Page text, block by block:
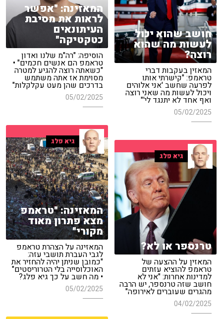
המאזינה: "אפשר
לראות את מסיבת
העיתונאים
כטקטיקה"
הוסיפה: "רה"מ שלנו ואדון
טראמפ הם אנשים חכמים" •
"כשאתה רוצה להגיע למטרה
מסוימת אז אתה משתמש
בדרכים שהן מעט עקלקלות"
05/02/2025
חושב שהוא יכול
לעשות מה שהוא
רוצה?
המאזין בעקבות דברי
טראמפ: "קישרתי אותו
לפרעה שחשב 'אני אלוהים
ויכול לעשות מה שאני רוצה
ואף אחד לא יתנגד לי'"
05/02/2025
גיא פלג
המאזינה: "טראמפ
מצא פתרון מאוד
מקורי"
המאזינה על הצהרת טראמפ
לגבי העברת תושבי עזה:
"כמובן שניתן יהיה להחזיר את
האוכלוסייה בלי הטרוריסטים"
• מה חשב על כך גיא פלג?
05/02/2025
גיא פלג
טרנספר או לא?
המאזין על ההצעה של
טראמפ להוציא עזתים
למדינות אחרות: "אני לא
חושב שזה טרנספר, יש הרבה
מהגרים שעוברים לאירופה"
04/02/2025